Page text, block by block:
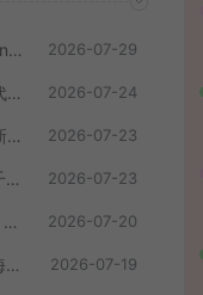
3D仙侠手游【大圣降临】最新整理Win系服务端+安卓+CDK授权后台+详细搭建教程+前后端全套源码 2026-07-29
经典武侠放置卡牌手游【九州江湖情代金券内购版】最新整理单机一键即玩镜像端+Linux手工服务端+安卓苹果双端+CDK授权后台+详细搭建教程 2026-07-24
稀有精品端游【斗罗大陆本地版】最新整理Win系服务端+PC客户端+网页注册+CDK授权后台+管理后台+详细搭建教程 2026-07-23
SLG策略卡牌手游【三国乱世之策定千军内购版】最新整理单机一键即玩镜像端+Linux手工服务端+安卓+CDK授权后台+详细搭建教程+前后端全套源码 2026-07-23
Q萌回合手游【天外飞仙多区跨服版】最新整理单机一键即玩镜像端+Linux手工服务端+安卓+CDK授权后台+详细搭建教程 2026-07-20
SLG策略海战手游【航海冲突之大航海大战】最新整理Win系半手工服务端+安卓+CDK授权后台+详细搭建教程+前后端全套修复源码 2026-07-19